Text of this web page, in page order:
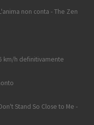
non conta - The Zen
km/h definitivamente
Stand So Close to Me -